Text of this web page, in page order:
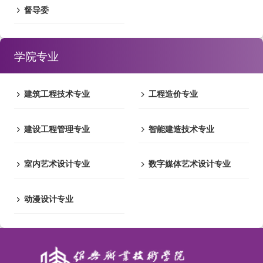
督导委
学院专业
建筑工程技术专业 工程造价专业
建设工程管理专业 智能建造技术专业
室内艺术设计专业 数字媒体艺术设计专业
动漫设计专业